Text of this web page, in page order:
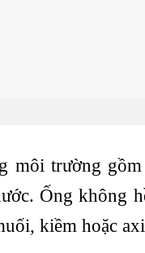
môi trường
Ống không
kiềm hoặc